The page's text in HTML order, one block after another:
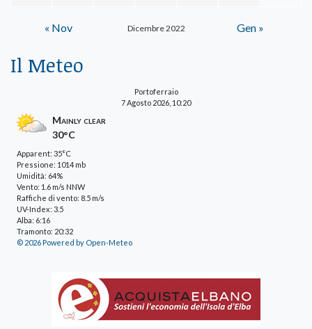
Dicembre 2022
« Nov Gen »
Il Meteo
Portoferraio
7 Agosto 2026, 10:20
Mainly clear
30°C
Apparent: 35°C
Pressione: 1014 mb
Umidità: 64%
Vento: 1.6 m/s NNW
Raffiche di vento: 8.5 m/s
UV-Index: 3.5
Alba: 6:16
Tramonto: 20:32
© 2026 Powered by Open-Meteo